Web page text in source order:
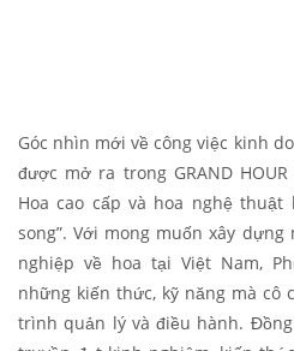
Góc nhìn mới về công việc kinh
được mở ra trong GRAND
Hoa cao cấp và hoa nghệ
song”. Với mong muốn xây
nghiệp về hoa tại Việt Nam,
những kiến thức, kỹ năng mà cô
trình quản lý và điều hành.